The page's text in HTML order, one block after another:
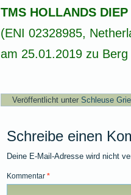
TMS HOLLANDS DIEP
(ENI 02328985,
am 25.01.2019 zu
Veröffentlicht unter Schleuse
Schreibe einen
Deine E-Mail-Adresse wird nicht
Kommentar *